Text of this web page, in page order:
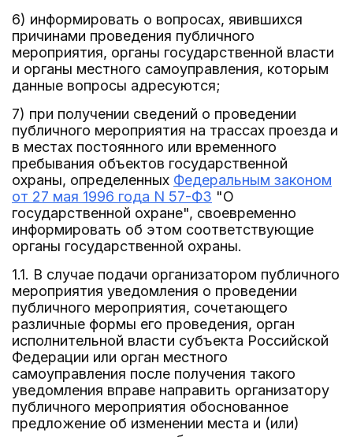
6) информировать о вопросах, явившихся
причинами проведения публичного
мероприятия, органы государственной власти
и органы местного самоуправления, которым
данные вопросы адресуются;
7) при получении сведений о проведении
публичного мероприятия на трассах проезда и
в местах постоянного или временного
пребывания объектов государственной
охраны, определенных Федеральным законом
от 27 мая 1996 года N 57-ФЗ "О
государственной охране", своевременно
информировать об этом соответствующие
органы государственной охраны.
1.1. В случае подачи организатором публичного
мероприятия уведомления о проведении
публичного мероприятия, сочетающего
различные формы его проведения, орган
исполнительной власти субъекта Российской
Федерации или орган местного
самоуправления после получения такого
уведомления вправе направить организатору
публичного мероприятия обоснованное
предложение об изменении места и (или)